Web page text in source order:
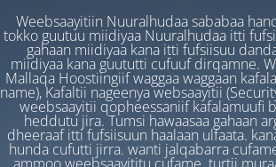
Weebsaayitiin Nuuralhudaa sababaa
tokko guutuu miidiyaa Nuuralhudaa itti
gahaan miidiyaa kana itti fufsiisuu
miidiyaa kana guututti cufuuf dirqamne.
Mallaqa Hoostiingiif waggaa waggaan
name), Kafaltii nageenya websaayitii
weebsaayitii qopheessaniif kafalamuufi
heddutu jira. Tumsi hawaasaa gahaan
dheeraaf itti fufsiisuun haalaan ulfaata.
hunda cufutti jirra. wanti jalqabarra